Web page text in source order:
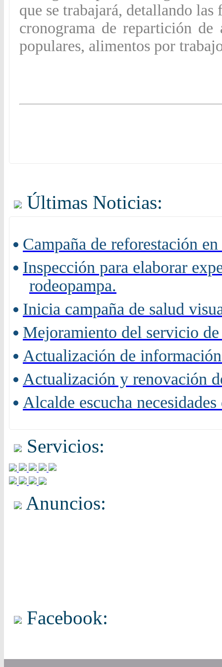
que se trabajará, detallando
cronograma de repartición de
populares, alimentos por
Últimas Noticias:
Campaña de reforestación
Inspección para elaborar
rodeopampa.
Inicia campaña de salud
Mejoramiento del servicio
Actualización de
Actualización y renovación
Alcalde escucha
Servicios:
Anuncios:
Facebook: